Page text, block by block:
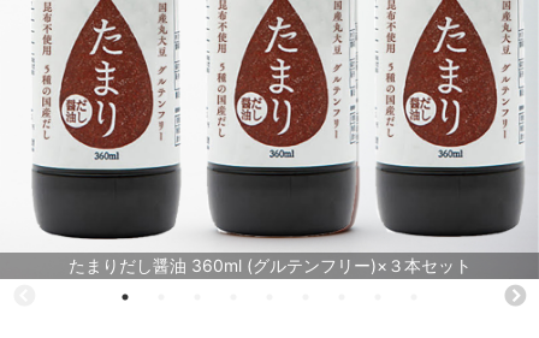
たまりだし醤油 360ml (グルテンフリー)×３本セット